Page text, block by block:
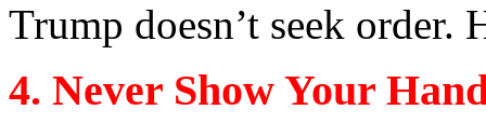
Trump doesn’t seek order.
4. Never Show Your